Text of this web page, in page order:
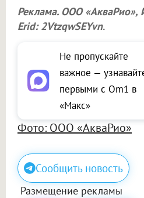
Реклама. ООО «АкваРио»,
Erid: 2VtzqwSEYvn.
Не пропускайте
важное —
первыми с Om1 в
«Макс»
Фото: ООО «АкваРио»
Сообщить новость
Размещение рекламы